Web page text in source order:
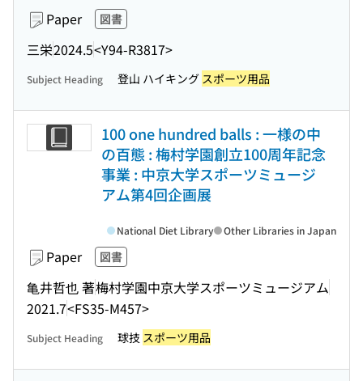
Paper 図書
三栄2024.5<Y94-R3817>
Subject Heading 登山 ハイキング スポーツ用品
100 one hundred balls : 一様の中
の百態 : 梅村学園創立100周年記念
事業 : 中京大学スポーツミュージ
アム第4回企画展
Paper 図書
亀井哲也 著梅村学園中京大学スポーツミュージアム
2021.7<FS35-M457>
National Diet Library Other Libraries in Japan
Subject Heading 球技 スポーツ用品